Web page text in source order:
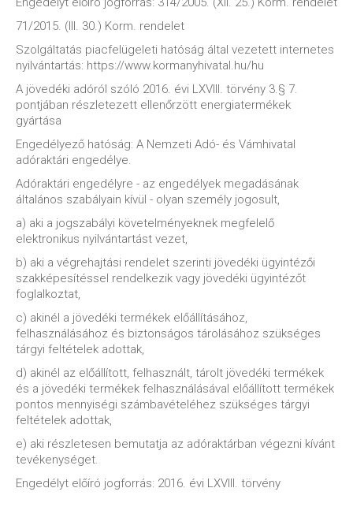
71/2015. (III. 30.) Korm. rendelet
Szolgáltatás piacfelügeleti hatóság által vezetett internetes
nyilvántartás: https://www.kormanyhivatal.hu/hu
A jövedéki adóról szóló 2016. évi LXVIII. törvény 3.§ 7.
pontjában részletezett ellenőrzött energiatermékek
gyártása
Engedélyező hatóság: A Nemzeti Adó- és Vámhivatal
adóraktári engedélye.
Adóraktári engedélyre - az engedélyek megadásának
általános szabályain kívül - olyan személy jogosult,
a) aki a jogszabályi követelményeknek megfelelő
elektronikus nyilvántartást vezet,
b) aki a végrehajtási rendelet szerinti jövedéki ügyintézői
szakképesítéssel rendelkezik vagy jövedéki ügyintézőt
foglalkoztat,
c) akinél a jövedéki termékek előállításához,
felhasználásához és biztonságos tárolásához szükséges
tárgyi feltételek adottak,
d) akinél az előállított, felhasznált, tárolt jövedéki termékek
és a jövedéki termékek felhasználásával előállított termékek
pontos mennyiségi számbavételéhez szükséges tárgyi
feltételek adottak,
e) aki részletesen bemutatja az adóraktárban végezni kívánt
tevékenységet.
Engedélyt előíró jogforrás: 2016. évi LXVIII. törvény